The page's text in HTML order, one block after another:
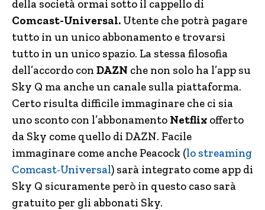
della società ormai sotto il cappello di
Comcast-Universal. Utente che potrà pagare
tutto in un unico abbonamento e trovarsi
tutto in un unico spazio. La stessa filosofia
dell’accordo con DAZN che non solo ha l’app su
Sky Q ma anche un canale sulla piattaforma.
Certo risulta difficile immaginare che ci sia
uno sconto con l’abbonamento Netflix offerto
da Sky come quello di DAZN. Facile
immaginare come anche Peacock (lo streaming
Comcast-Universal) sarà integrato come app di
Sky Q sicuramente però in questo caso sarà
gratuito per gli abbonati Sky.